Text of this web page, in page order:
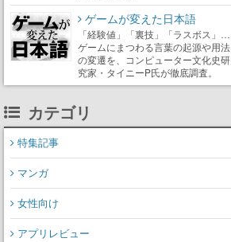
ゲームが変えた日本語
「経験値」「裏技」「ラスボス」…
ゲームにまつわる言葉の起源や用法
の変遷を、コンピューター文化史研
究家・タイニーP氏が徹底調査。
カテゴリ
特集記事
マンガ
女性向け
アプリレビュー